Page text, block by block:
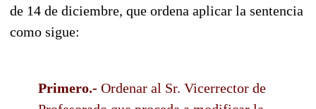
de 14 de diciembre, que ordena aplicar la sentencia
como sigue:
Primero.- Ordenar al Sr. Vicerrector de